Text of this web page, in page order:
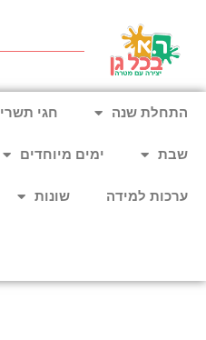
התחלת שנה חגי תשרי
שבת ימים מיוחדים
ערכות למידה שונות